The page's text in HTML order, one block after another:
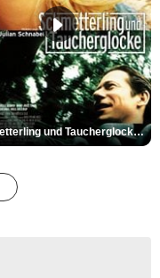
Schmetterling und Taucherglocke Trailer DF